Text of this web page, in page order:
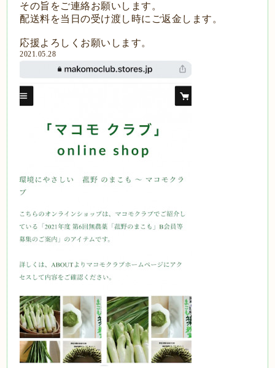
その旨をご連絡お願いします。
配送料を当日の受け渡し時にご返金します。
応援よろしくお願いします。
2021.05.28